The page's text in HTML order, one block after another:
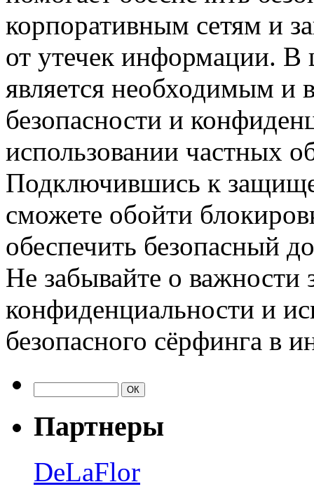
корпоративным сетям и
от утечек информации. В
является необходимым и
безопасности и
использовании частных
Подключившись к
сможете обойти
обеспечить безопасный
Не забывайте о важности
конфиденциальности и
безопасного сёрфинга в
Партнеры
DeLaFlor